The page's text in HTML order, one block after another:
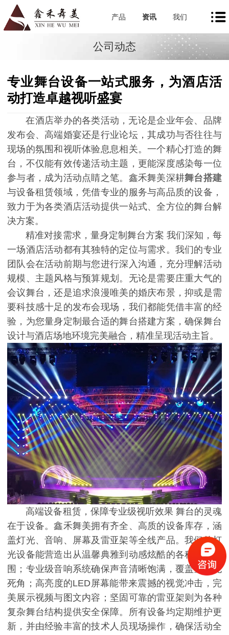
产品 资讯 我们
公司动态
专业舞台设备一站式服务，为酒店活
动打造卓越视听盛宴
在酒店举办的各类活动，无论是企业年会、品牌
发布会、高端婚宴还是行业论坛，其成功与否往往与
现场的氛围和视听体验息息相关。一个精心打造的舞
台，不仅能有效传递活动主题，更能深度感染每一位
参与者，成为活动点睛之笔。鑫禾舞美深耕舞台搭建
与设备租赁领域，凭借专业的服务与高品质的设备，
致力于为各类酒店活动提供一站式、全方位的舞台解
决方案。
精准对接需求，量身定制舞台方案 我们深知，每
一场酒店活动都有其独特的定位与需求。我们的专业
团队会在活动前期与您进行深入沟通，充分理解活动
规模、主题风格与预算规划。无论是需要庄重大气的
会议舞台，还是追求浪漫唯美的婚庆布景，抑或是需
要科技感十足的发布会现场，我们都能凭借丰富的经
验，为您量身定制最合适的舞台搭建方案，确保舞台
设计与酒店场地环境完美融合，精准呈现活动主旨。
高端设备租赁，保障专业级视听效果 舞台的灵魂
在于设备。鑫禾舞美拥有齐全、高质的设备库存，涵
盖灯光、音响、屏幕及雷亚架等全线产品。我们的灯
光设备能营造出从温馨典雅到动感炫酷的各种光影氛
围；专业级音响系统确保声音清晰饱满，覆盖全场无
死角；高亮度的LED屏幕能带来震撼的视觉冲击，完
美展示视频与图文内容；坚固可靠的雷亚架则为各种
复杂舞台结构提供安全保障。所有设备均定期维护更
新，并由经验丰富的技术人员现场操作，确保活动全